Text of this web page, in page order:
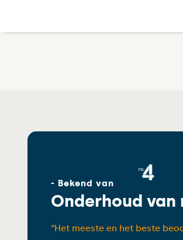
- Bekend van
Onderhoud
“Het meeste en het beste